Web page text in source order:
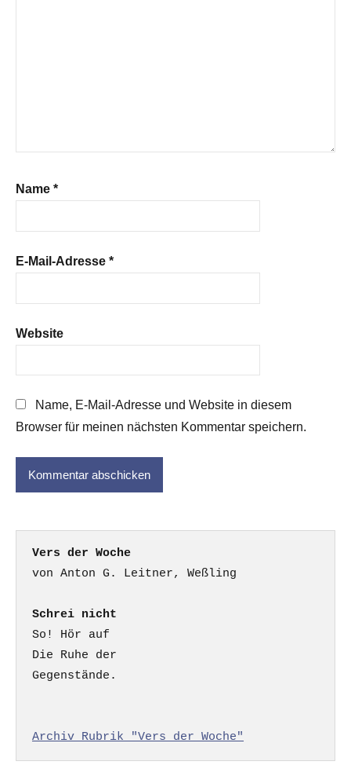
Name *
E-Mail-Adresse *
Website
Name, E-Mail-Adresse und Website in diesem
Browser für meinen nächsten Kommentar speichern.
Vers der Woche
Schrei nicht
So! Hör auf
Die Ruhe der
Gegenstände.
Archiv Rubrik "Vers der Woche"